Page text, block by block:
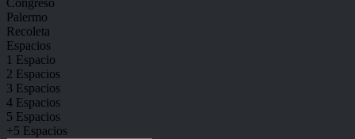
Congreso
Palermo
Recoleta
Espacios
1 Espacio
2 Espacios
3 Espacios
4 Espacios
5 Espacios
+5 Espacios